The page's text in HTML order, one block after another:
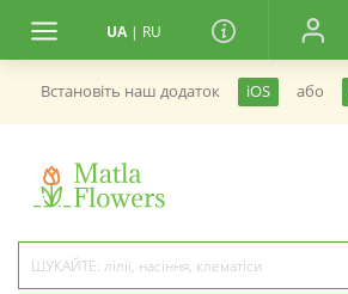
UA | RU
Встановiть наш додаток iOS або